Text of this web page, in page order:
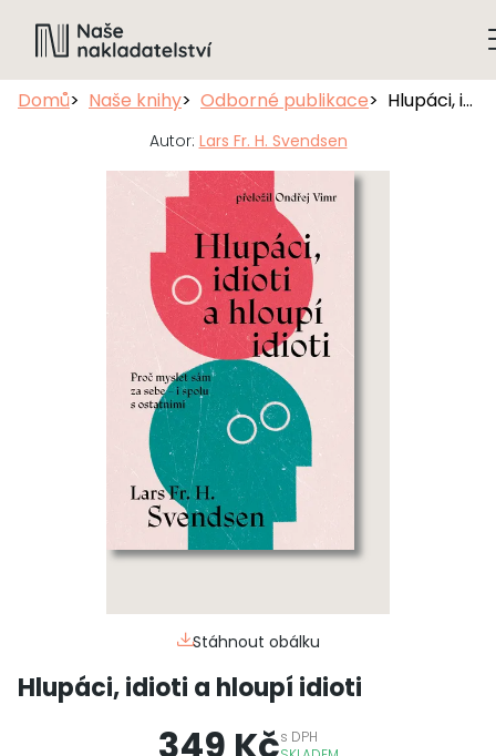
Domů Naše knihy Odborné publikace Hlupáci, idioti a hloupí idioti
Autor: Lars Fr. H. Svendsen
Stáhnout obálku
Hlupáci, idioti a hloupí idioti
349 Kčs DPH